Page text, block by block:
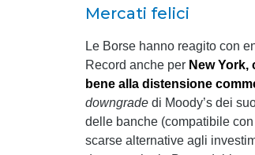
Mercati felici
Le Borse hanno reagito con
Record anche per New
bene alla distensione
downgrade di Moody’s dei
delle banche (compatibile
scarse alternative agli